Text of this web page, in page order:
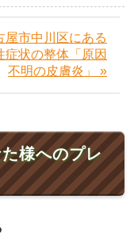
屋市中川区にある
症状の整体「原因
不明の皮膚炎」 »
様へのプレ